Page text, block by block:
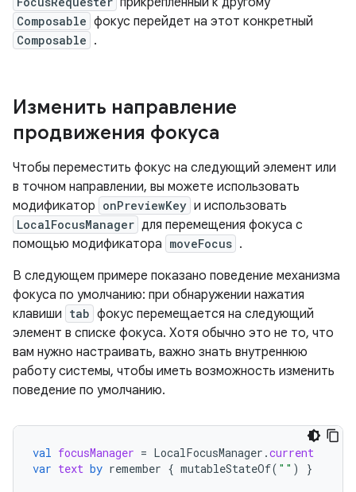
Composable фокус перейдет на этот конкретный
Composable .
Изменить направление
продвижения фокуса
Чтобы переместить фокус на следующий элемент или
в точном направлении, вы можете использовать
модификатор onPreviewKey и использовать
LocalFocusManager для перемещения фокуса с
помощью модификатора moveFocus .
В следующем примере показано поведение механизма
фокуса по умолчанию: при обнаружении нажатия
клавиши tab фокус перемещается на следующий
элемент в списке фокуса. Хотя обычно это не то, что
вам нужно настраивать, важно знать внутреннюю
работу системы, чтобы иметь возможность изменить
поведение по умолчанию.
val focusManager = LocalFocusManager .current
var text by remember { mutableStateOf( "" ) }